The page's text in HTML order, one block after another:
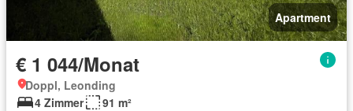
Apartment
€ 1 044/Monat
Doppl, Leonding
4 Zimmer
91 m²